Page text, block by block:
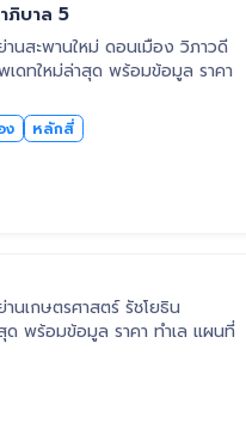
ภิบาล 5
นสะพานใหม่ ดอนเมือง วิภาวดี
ดทใหม่ล่าสุด พร้อมข้อมูล ราคา
ง หลักสี่
นเกษตรศาสตร์ รัชโยธิน
ด พร้อมข้อมูล ราคา ทำเล แผนที่